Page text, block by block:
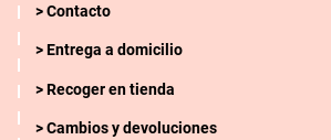
Contacto
Entrega a domicilio
Recoger en tienda
Cambios y devoluciones